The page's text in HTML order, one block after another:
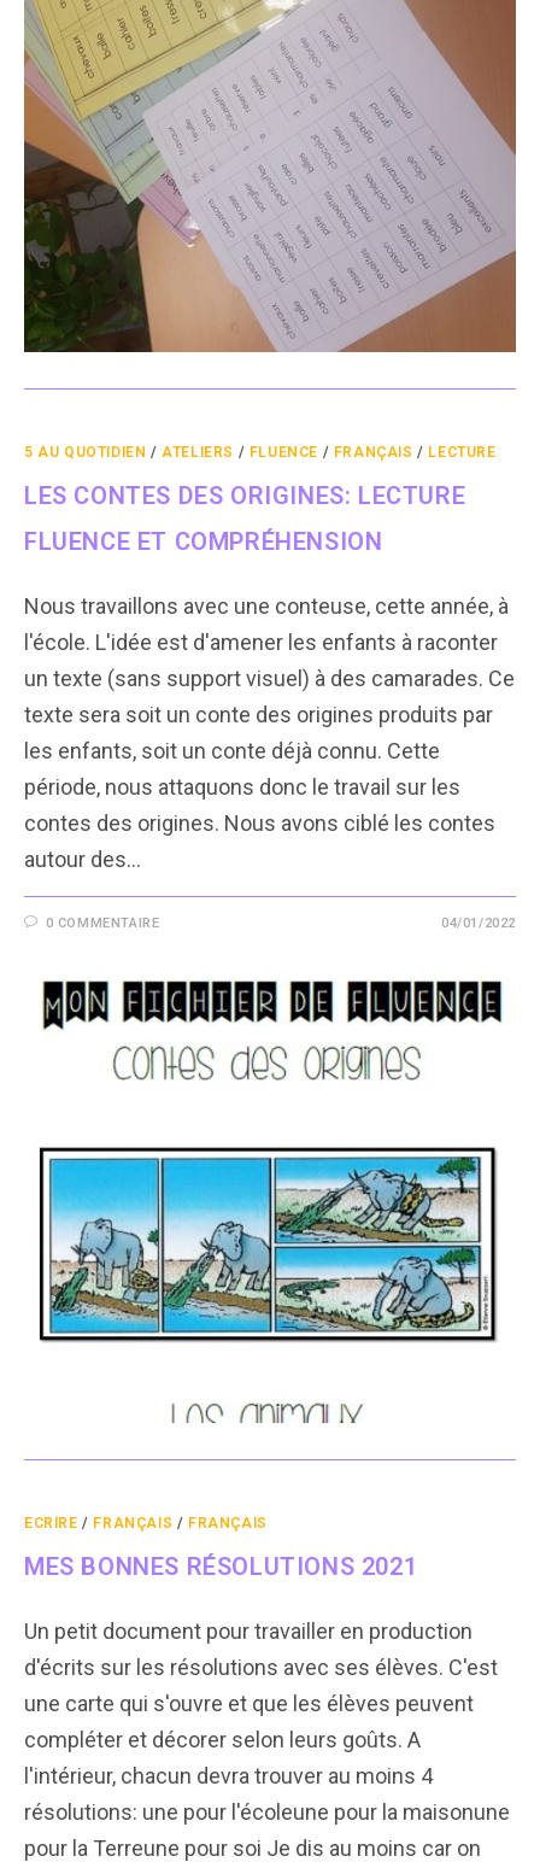
5 AU QUOTIDIEN / ATELIERS / FLUENCE / FRANÇAIS / LECTURE
LES CONTES DES ORIGINES: LECTURE
FLUENCE ET COMPRÉHENSION
Nous travaillons avec une conteuse, cette année, à
l'école. L'idée est d'amener les enfants à raconter
un texte (sans support visuel) à des camarades. Ce
texte sera soit un conte des origines produits par
les enfants, soit un conte déjà connu. Cette
période, nous attaquons donc le travail sur les
contes des origines. Nous avons ciblé les contes
autour des…
0 COMMENTAIRE 04/01/2022
ECRIRE / FRANÇAIS / FRANÇAIS
MES BONNES RÉSOLUTIONS 2021
Un petit document pour travailler en production
d'écrits sur les résolutions avec ses élèves. C'est
une carte qui s'ouvre et que les élèves peuvent
compléter et décorer selon leurs goûts. A
l'intérieur, chacun devra trouver au moins 4
résolutions: une pour l'écoleune pour la maisonune
pour la Terreune pour soi Je dis au moins car on